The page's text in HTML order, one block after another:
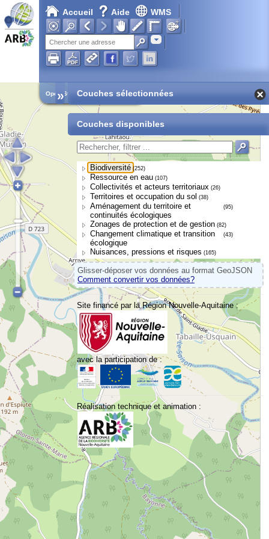
Accueil Aide WMS
Adresse
Open Street Map
» Couches sélectionnées
Couches disponibles
Biodiversité (252)
Ressource en eau (107)
Collectivités et acteurs territoriaux (26)
Territoires et occupation du sol (38)
Aménagement du territoire et
continuités écologiques
(95)
Zonages de protection et de gestion (82)
Changement climatique et transition
écologique
(43)
Nuisances, pressions et risques (165)
Glisser-déposer vos données au format GeoJSON
Comment convertir vos données?
Site financé par la Région Nouvelle-Aquitaine :
avec la participation de :
Réalisation technique et animation :